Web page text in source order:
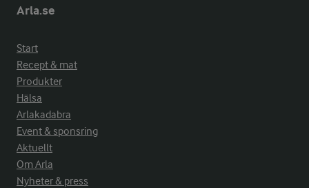
Arla.se
Start
Recept & mat
Produkter
Hälsa
Arlakadabra
Event & sponsring
Aktuellt
Om Arla
Nyheter & press